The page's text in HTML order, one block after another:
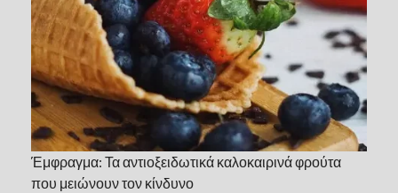
Έμφραγμα: Τα αντιοξειδωτικά καλοκαιρινά φρούτα
που μειώνουν τον κίνδυνο